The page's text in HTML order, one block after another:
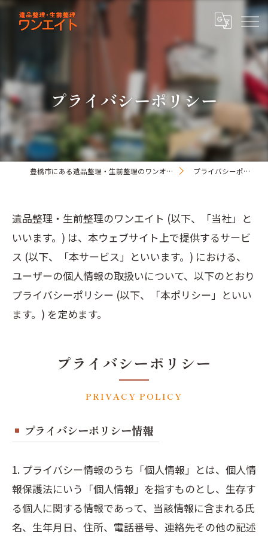
プライバシーポリシー
豊橋市にある遺品整理・生前整理のワンオアエイト プライバシーポリシー
遺品整理・生前整理のワンエイト (以下、「当社」と
いいます。) は、本ウェブサイト上で提供するサービ
ス (以下、「本サービス」といいます。) における、
ユーザーの個人情報の取扱いについて、以下のとおり
プライバシーポリシー (以下、「本ポリシー」といい
ます。) を定めます。
プライバシーポリシー
PRIVACY POLICY
プライバシーポリシー情報
1. プライバシー情報のうち「個人情報」とは、個人情
報保護法にいう「個人情報」を指すものとし、生存す
る個人に関する情報であって、当該情報に含まれる氏
名、生年月日、住所、電話番号、連絡先その他の記述